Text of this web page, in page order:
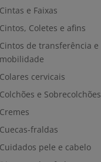
Cintas e Faixas
Cintos, Coletes e afins
Cintos de transferência e
mobilidade
Colares cervicais
Colchões e Sobrecolchões
Cremes
Cuecas-fraldas
Cuidados pele e cabelo